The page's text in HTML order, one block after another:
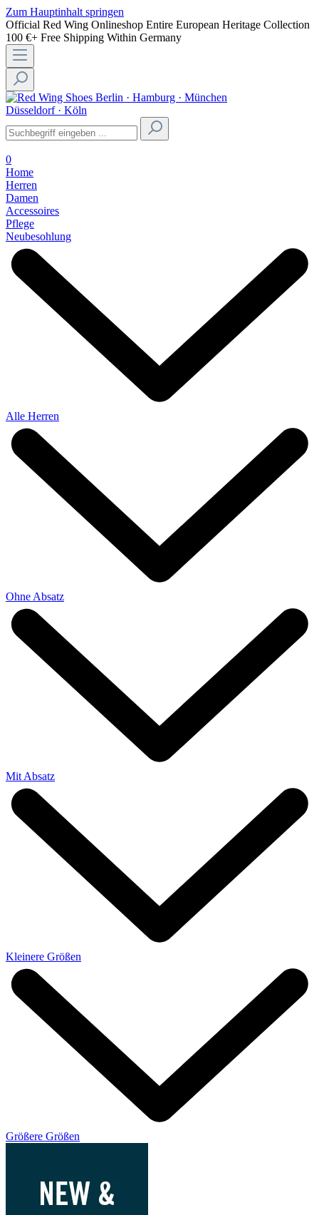
Zum Hauptinhalt springen
Official Red Wing Onlineshop Entire European Heritage Collection
100 €+ Free Shipping Within Germany
Berlin · Hamburg · München
Düsseldorf · Köln
0
Home
Herren
Damen
Accessoires
Pflege
Neubesohlung
Alle Herren
Ohne Absatz
Mit Absatz
Kleinere Größen
Größere Größen